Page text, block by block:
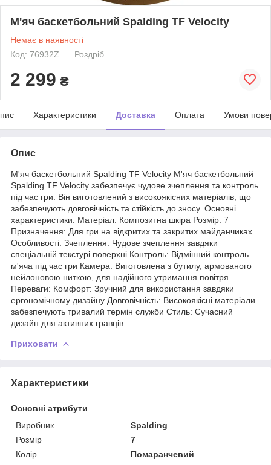
М'яч баскетбольний Spalding TF Velocity
Немає в наявності
Код: 76932Z
Роздріб
2 299 ₴
Характеристики Доставка Оплата Умови
Опис
М'яч баскетбольний Spalding TF Velocity М'яч баскетбольний
Spalding TF Velocity забезпечує чудове зчеплення та контроль
під час гри. Він виготовлений з високоякісних матеріалів, що
забезпечують довговічність та стійкість до зносу. Основні
характеристики: Матеріал: Композитна шкіра Розмір: 7
Призначення: Для гри на відкритих та закритих майданчиках
Особливості: Зчеплення: Чудове зчеплення завдяки
спеціальній текстурі поверхні Контроль: Відмінний контроль
м'яча під час гри Камера: Виготовлена з бутилу, армованого
нейлоновою ниткою, для надійного утримання повітря
Переваги: Комфорт: Зручний для використання завдяки
ергономічному дизайну Довговічність: Високоякісні матеріали
забезпечують тривалий термін служби Стиль: Сучасний
дизайн для активних гравців
Приховати
Характеристики
Основні атрибути
Виробник
Spalding
Розмір
7
Колір
Помаранчевий